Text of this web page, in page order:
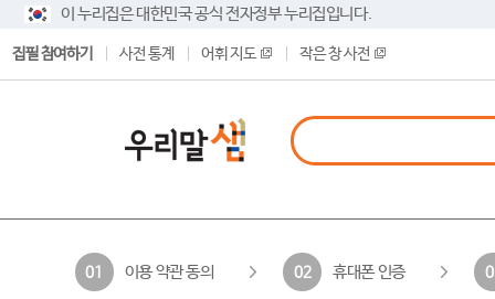
이 누리집은 대한민국 공식 전자정부 누리집입니다.
집필 참여하기 사전 통계 어휘 지도 작은 창 사전
01 이용 약관 동의 02 휴대폰 인증